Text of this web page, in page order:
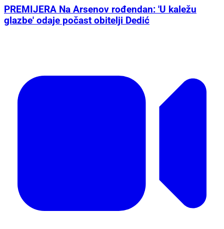
PREMIJERA Na Arsenov rođendan: 'U kaležu
glazbe' odaje počast obitelji Dedić